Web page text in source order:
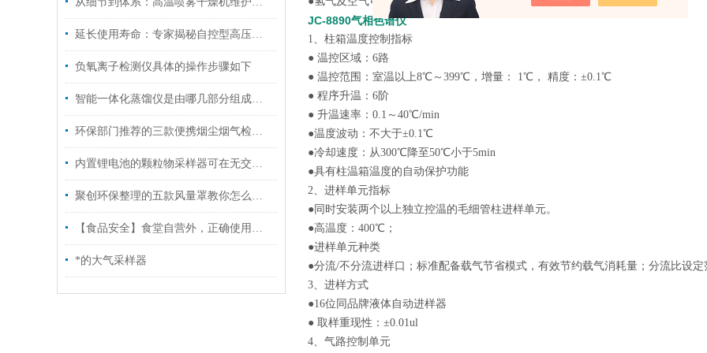
延长使用寿命：专家揭秘自控型高压灭菌锅的保养秘诀
负氧离子检测仪具体的操作步骤如下
智能一体化蒸馏仪是由哪几部分组成的呢？
环保部门推荐的三款便携烟尘烟气检测仪
内置锂电池的颗粒物采样器可在无交流电情况下正常使用
聚创环保整理的五款风量罩教你怎么安装和操作
【食品安全】食堂自营外，正确使用食品安全检测仪尤为重要
*的大气采样器
JC-8890气相色谱仪
1、柱箱温度控制指标
● 温控区域：6路
● 温控范围：室温以上8℃～399℃，增量： 1℃， 精度：±0.1℃
● 程序升温：6阶
● 升温速率：0.1～40℃/min
●温度波动：不大于±0.1℃
●冷却速度：从300℃降至50℃小于5min
●具有柱温箱温度的自动保护功能
2、进样单元指标
●同时安装两个以上独立控温的毛细管柱进样单元。
●高温度：400℃；
●进样单元种类
●分流/不分流进样口；标准配备载气节省模式，有效节约载气消耗量；分流比设定
3、进样方式
●16位同品牌液体自动进样器
● 取样重现性：±0.01ul
4、气路控制单元